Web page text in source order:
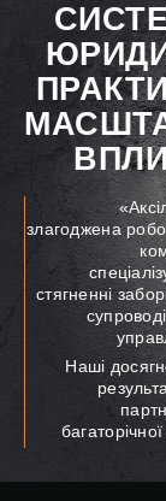
злагоджена
стягненні
Наші